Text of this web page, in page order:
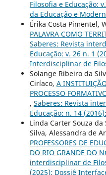
Filosofia e Educação:
da Educação e
Érika Costa Pimentel,
PALAVRA COMO
Saberes: Revista
Educação: v. 26 n. 1
Interdisciplinar de
Solange Ribeiro da
Ciríaco, A
PROCESSO
, Saberes: Revista
Educação: n. 14
Linda Carter Souza
Silva, Alessandra de
PROFESSORES DE
DO RIO GRANDE DO
interdisciplinar de
(2025): Dossiê